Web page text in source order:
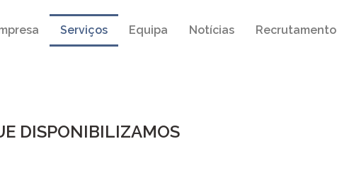
Serviços Equipa Notícias Recrutamento
DISPONIBILIZAMOS